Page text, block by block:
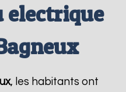
electrique
, les habitants ont